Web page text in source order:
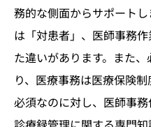
務的な側面からサポート
は「対患者」、医師事務
た違いがあります。また
り、医療事務は医療保険
必須なのに対し、医師事